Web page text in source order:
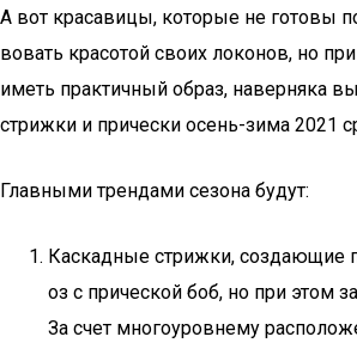
А вот кра­са­ви­цы, кото­рые не гото­вы
во­вать кра­со­той сво­их локо­нов, но
иметь прак­тич­ный образ, навер­ня­ка
стриж­ки и при­чес­ки осень-зима 2021
Глав­ны­ми трен­да­ми сезо­на будут:
Кас­кад­ные стриж­ки, созда­ю­щие
оз с при­чес­кой боб, но при
За счет мно­го­уров­не­му